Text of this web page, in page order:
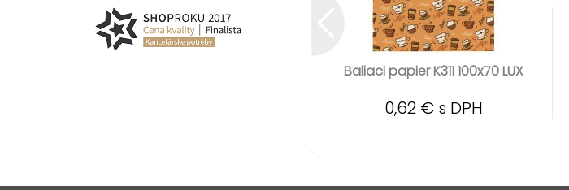
Baliaci papier K311 100x70 LUX
0,62 € s DPH